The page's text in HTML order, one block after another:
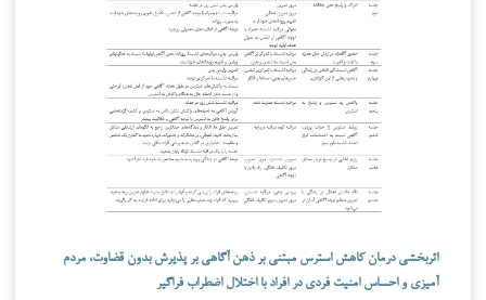
اثربخشی درمان کاهش استرس مبتنی بر ذهن آگاهی بر پذیرش بدون قضاوت، مردم
آمیزی و احساس امنیت فردی در افراد با اختلال اضطراب فراگیر